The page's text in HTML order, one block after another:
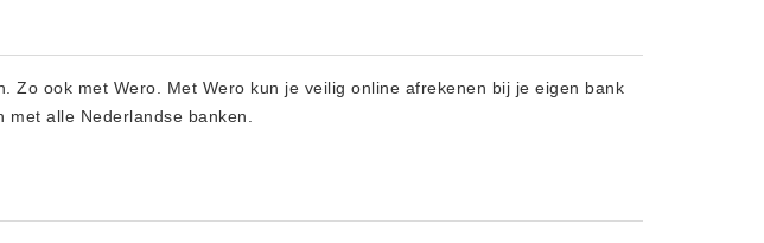
ook met Wero. Met Wero kun je veilig online afrekenen bij je eigen bank
alle Nederlandse banken.